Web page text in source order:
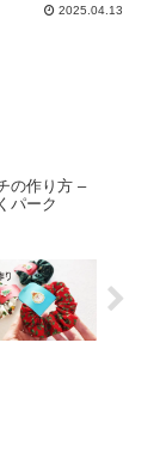
バッグ #簡
2025.04.13
の作り方 –
パーク